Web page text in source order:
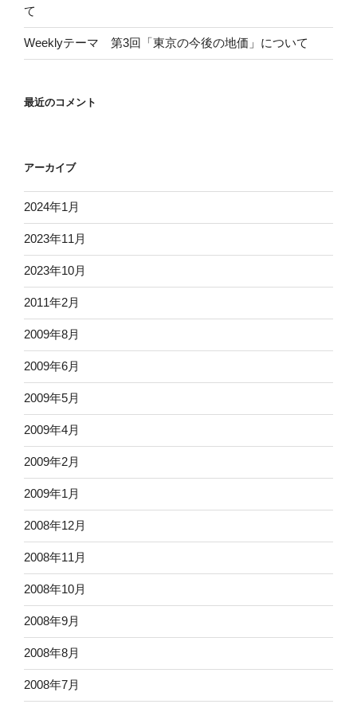
て
Weeklyテーマ 第3回「東京の今後の地価」について
最近のコメント
アーカイブ
2024年1月
2023年11月
2023年10月
2011年2月
2009年8月
2009年6月
2009年5月
2009年4月
2009年2月
2009年1月
2008年12月
2008年11月
2008年10月
2008年9月
2008年8月
2008年7月